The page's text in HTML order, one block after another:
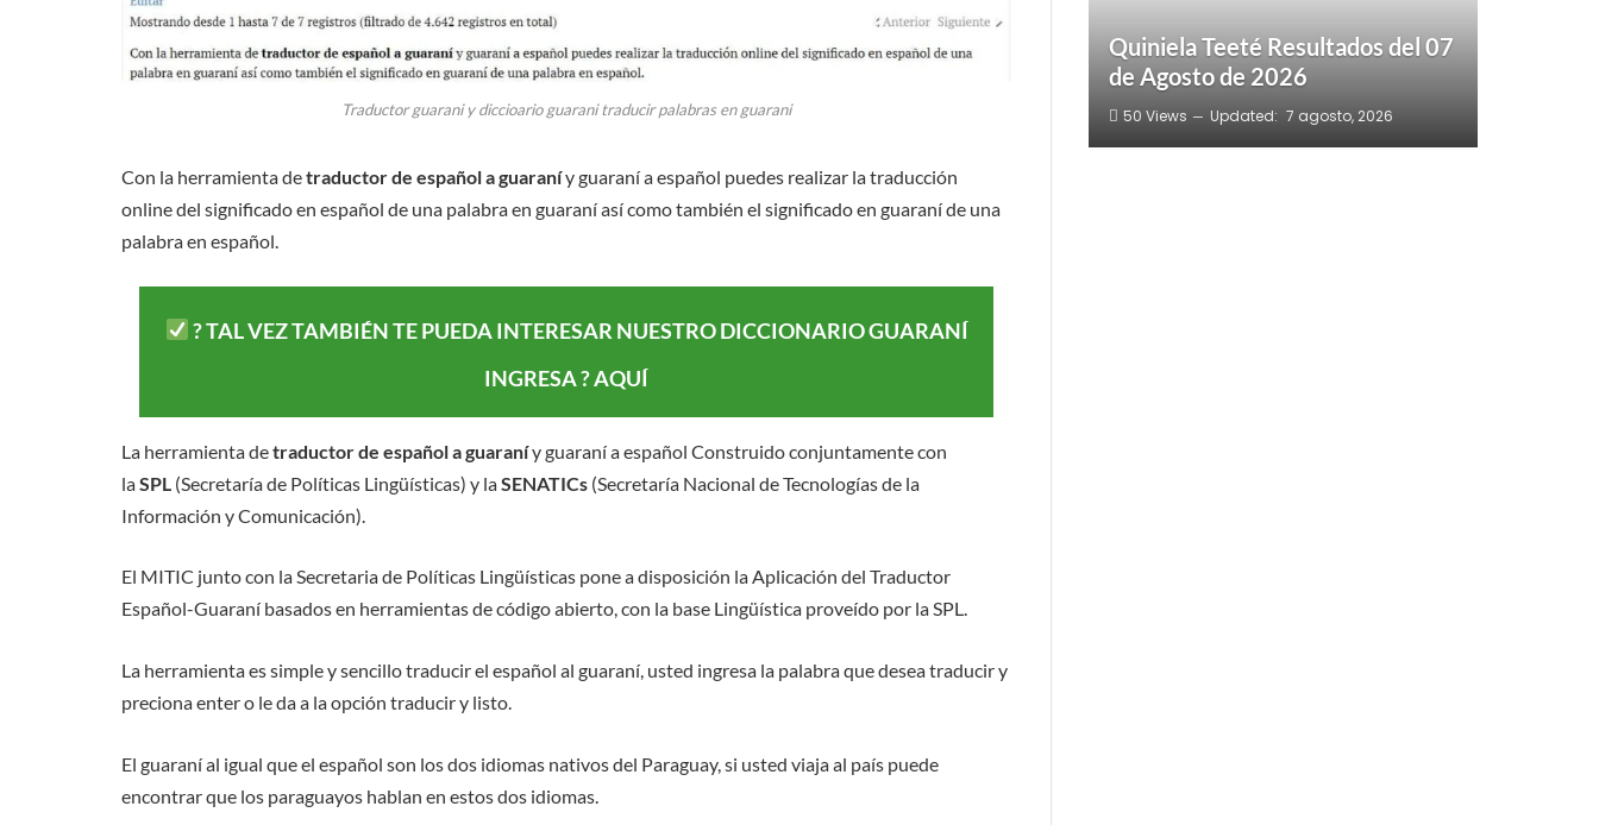
Traductor guarani y diccioario guarani traducir palabras en guarani
Con la herramienta detraductor de español a guaraníy guaraní a español puedes realizar la traducción
online del significado en español de una palabra en guaraní así como también el significado en guaraní de una
palabra en español.
? TAL VEZ TAMBIÉN TE PUEDA INTERESAR NUESTRO DICCIONARIO GUARANÍ
INGRESA ? AQUÍ
La herramienta detraductor de español a guaraníy guaraní a español Construido conjuntamente con
laSPL (Secretaría de Políticas Lingüísticas) y laSENATICs (Secretaría Nacional de Tecnologías de la
Información y Comunicación).
El MITIC junto con la Secretaria de Políticas Lingüísticas pone a disposición la Aplicación del Traductor
Español-Guaraní basados en herramientas de código abierto, con la base Lingüística proveído por la SPL.
La herramienta es simple y sencillo traducir el español al guaraní, usted ingresa la palabra que desea traducir y
preciona enter o le da a la opción traducir y listo.
El guaraní al igual que el español son los dos idiomas nativos del Paraguay, si usted viaja al país puede
encontrar que los paraguayos hablan en estos dos idiomas.
Quiniela Teeté Resultados del 07
de Agosto de 2026
50 Views Updated: 7 agosto, 2026